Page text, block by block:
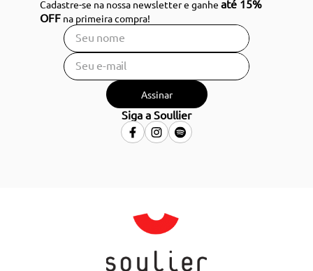
Cadastre-se na nossa newsletter e ganheaté 15%
OFF na primeira compra!
Assinar
Siga a Soullier